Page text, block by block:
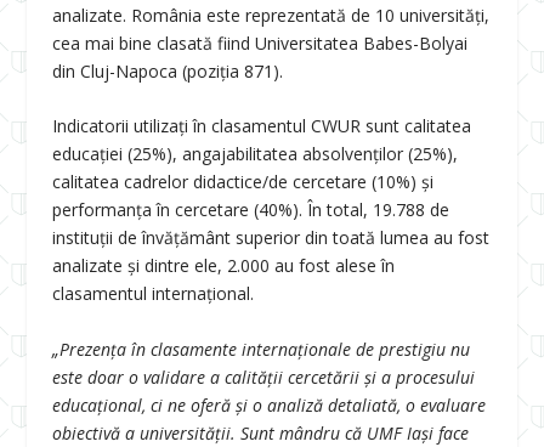
analizate. România este reprezentată de 10 universități,
cea mai bine clasată fiind Universitatea Babes-Bolyai
din Cluj-Napoca (poziția 871).
Indicatorii utilizaţi în clasamentul CWUR sunt calitatea
educaţiei (25%), angajabilitatea absolvenţilor (25%),
calitatea cadrelor didactice/de cercetare (10%) și
performanţa în cercetare (40%). În total, 19.788 de
instituții de învățământ superior din toată lumea au fost
analizate și dintre ele, 2.000 au fost alese în
clasamentul internațional.
„Prezența în clasamente internaționale de prestigiu nu
este doar o validare a calității cercetării și a procesului
educațional, ci ne oferă și o analiză detaliată, o evaluare
obiectivă a universității. Sunt mândru că UMF Iași face